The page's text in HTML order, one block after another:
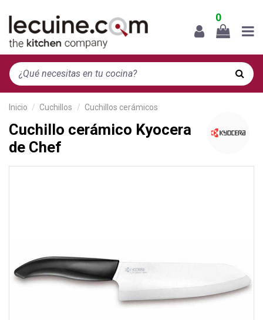
0
Inicio Cuchillos Cuchillos cerámicos
Cuchillo cerámico Kyocera
de Chef